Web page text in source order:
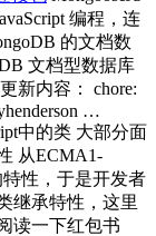
编程，连
的文档数
文档型数据库
新内容： chore:
…
中的类 大部分面
从ECMA1-
性，于是开发者
继承特性，这里
读一下红包书